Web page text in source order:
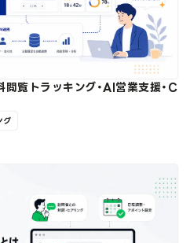
閲覧トラッキング・AI営業支援・C
グ